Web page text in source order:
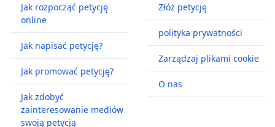
Jak rozpocząć petycję
online
Jak napisać petycję?
Jak promować petycję?
Jak zdobyć
zainteresowanie mediów
swoją petycją
Złóż petycję
polityka prywatności
Zarządzaj plikami cookie
O nas